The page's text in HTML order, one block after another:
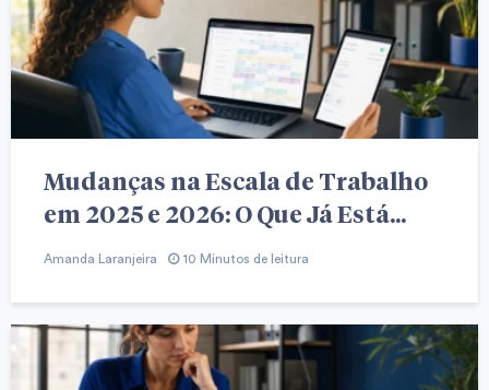
Mudanças na Escala de Trabalho
em 2025 e 2026: O Que Já Está...
Amanda Laranjeira 10 Minutos de leitura